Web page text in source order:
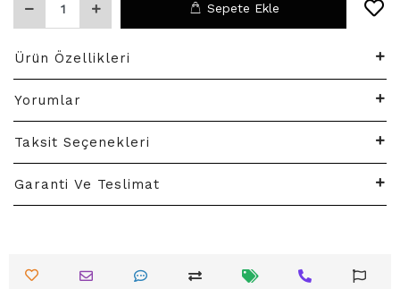
Sepete Ekle
Ürün Özellikleri
Yorumlar
Taksit Seçenekleri
Garanti Ve Teslimat